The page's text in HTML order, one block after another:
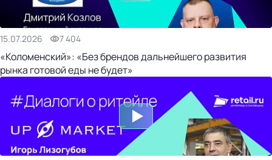
15.07.2026 7 404
«Коломенский»: «Без брендов дальнейшего развития
рынка готовой еды не будет»